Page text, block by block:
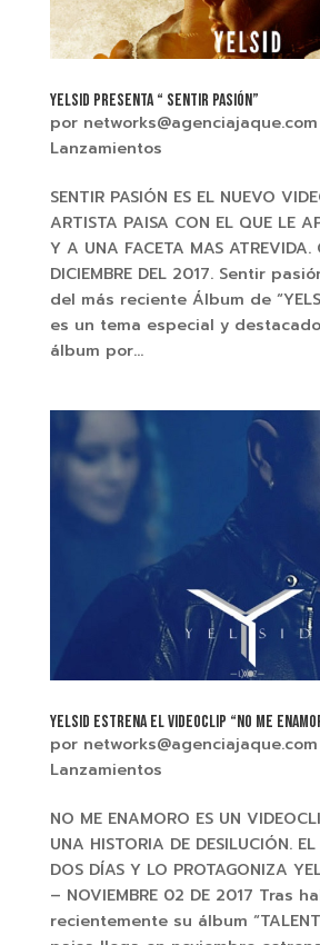
YELSID presenta “ SENTIR PASIÓN”
por networks@agenciajaque.com
Lanzamientos
SENTIR PASIÓN ES EL NUEVO
ARTISTA PAISA CON EL QUE LE
Y A UNA FACETA MAS ATREVIDA.
DICIEMBRE DEL 2017. Sentir
del más reciente Álbum de
es un tema especial y
álbum por...
YELSID estrena el videoclip “NO ME
por networks@agenciajaque.com
Lanzamientos
NO ME ENAMORO ES UN
UNA HISTORIA DE DESILUCIÓN.
DOS DÍAS Y LO PROTAGONIZA
– NOVIEMBRE 02 DE 2017 Tras
recientemente su álbum